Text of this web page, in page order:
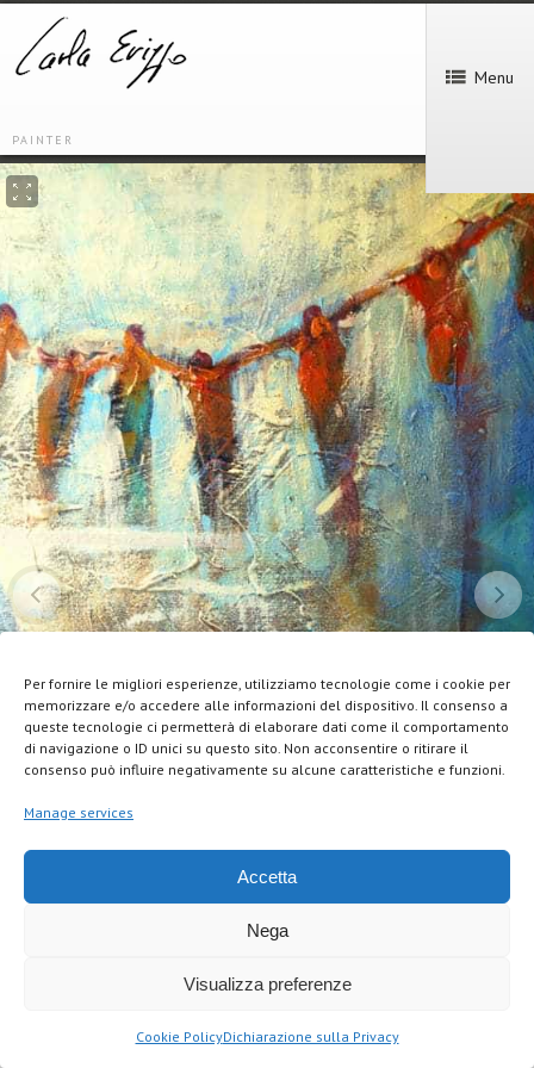
Per fornire le migliori esperienze, utilizziamo tecnologie come i cookie per
memorizzare e/o accedere alle informazioni del dispositivo. Il consenso a
queste tecnologie ci permetterà di elaborare dati come il comportamento
di navigazione o ID unici su questo sito. Non acconsentire o ritirare il
consenso può influire negativamente su alcune caratteristiche e funzioni.
Manage services
Accetta
Nega
Visualizza preferenze
Cookie PolicyDichiarazione sulla Privacy
PAINTER
Menu
STATI D'ANIMO